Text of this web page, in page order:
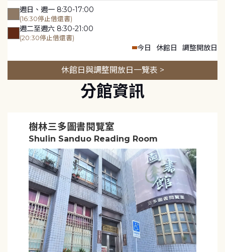
週日、週一 8:30-17:00
(16:30停止借還書)
週二至週六 8:30-21:00
(20:30停止借還書)
今日 休館日 調整開放日
休館日與調整開放日一覽表 >
分館資訊
樹林三多圖書閱覽室
Shulin Sanduo Reading Room